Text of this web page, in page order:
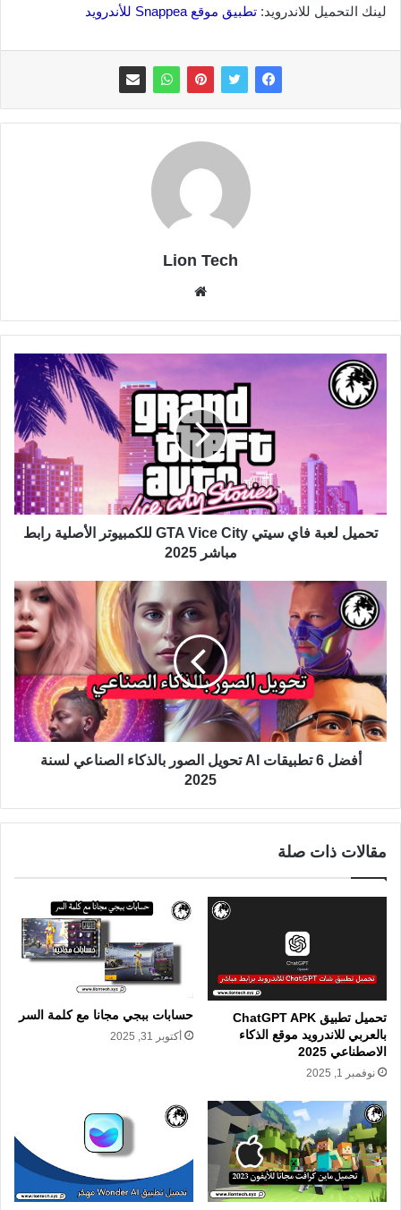
لينك التحميل للاندرويد: تطبيق موقع Snappea للأندرويد
Lion Tech
تحميل لعبة فاي سيتي GTA Vice City للكمبيوتر الأصلية رابط
مباشر 2025
أفضل 6 تطبيقات AI تحويل الصور بالذكاء الصناعي لسنة
2025
مقالات ذات صلة
تحميل تطبيق ChatGPT APK
بالعربي للاندرويد موقع الذكاء
الاصطناعي 2025
نوفمبر 1, 2025
حسابات ببجي مجانا مع كلمة السر
أكتوبر 31, 2025